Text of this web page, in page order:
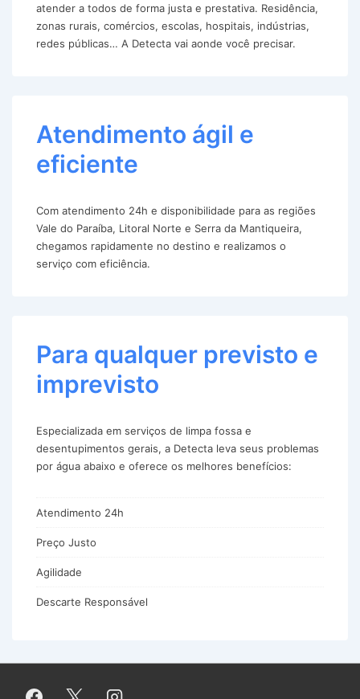
atender a todos de forma justa e prestativa. Residência,
zonas rurais, comércios, escolas, hospitais, indústrias,
redes públicas… A Detecta vai aonde você precisar.
Atendimento ágil e
eficiente
Com atendimento 24h e disponibilidade para as regiões
Vale do Paraíba, Litoral Norte e Serra da Mantiqueira,
chegamos rapidamente no destino e realizamos o
serviço com eficiência.
Para qualquer previsto e
imprevisto
Especializada em serviços de limpa fossa e
desentupimentos gerais, a Detecta leva seus problemas
por água abaixo e oferece os melhores benefícios:
Atendimento 24h
Preço Justo
Agilidade
Descarte Responsável